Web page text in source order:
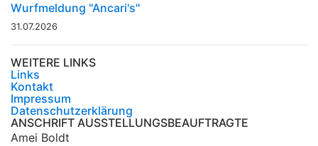
Wurfmeldung "Ancari's"
31.07.2026
WEITERE LINKS
Links
Kontakt
Impressum
Datenschutzerklärung
ANSCHRIFT AUSSTELLUNGSBEAUFTRAGTE
Amei Boldt